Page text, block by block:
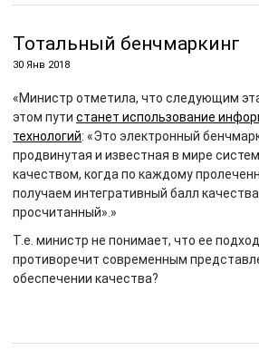
Тотальный бенчмаркинг
30 Янв 2018
«Министр отметила, что следующим
этом пути станет использование
технологий: «Это электронный
продвинутая и известная в мире
качеством, когда по каждому
получаем интегративный балл
просчитанный».»
Т.е. министр не понимает, что ее
противоречит современным
обеспечении качества?